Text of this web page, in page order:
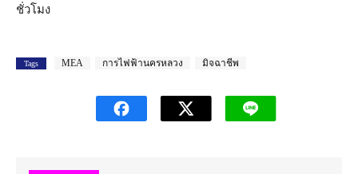
ชั่วโมง
Tags MEA การไฟฟ้านครหลวง มิจฉาชีพ